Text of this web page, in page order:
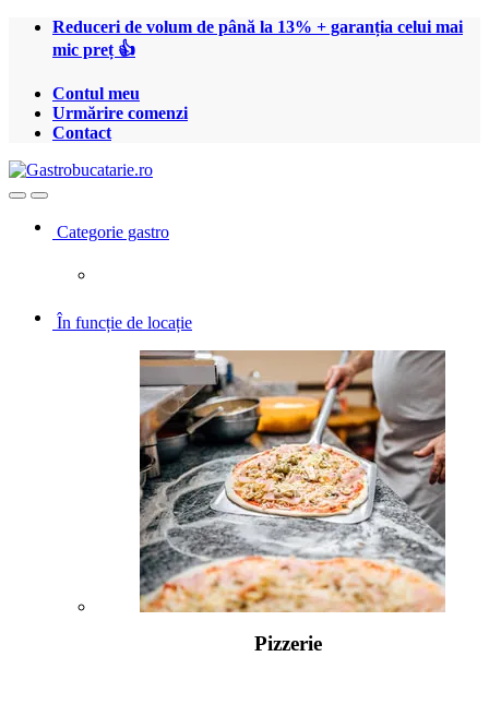
Treci
Treci
Reduceri de volum de până la 13% + garanția celui mai
mic preț 👍
Contul meu
Urmărire comenzi
Contact
OpenClose
Categorie gastro
În funcție de locație
Pizzerie